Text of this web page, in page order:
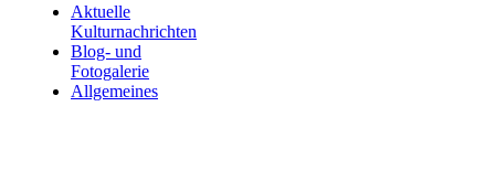
Aktuelle
Kulturnachrichten
Blog- und
Fotogalerie
Allgemeines